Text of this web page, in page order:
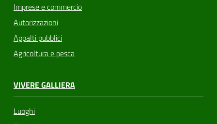
Imprese e commercio
Autorizzazioni
Appalti pubblici
Agricoltura e pesca
VIVERE GALLIERA
Luoghi